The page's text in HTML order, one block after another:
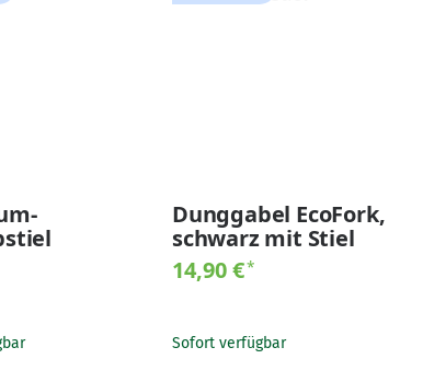
Dunggabel EcoFork,
schwarz mit Stiel
14,90 €*
Sofort verfügbar